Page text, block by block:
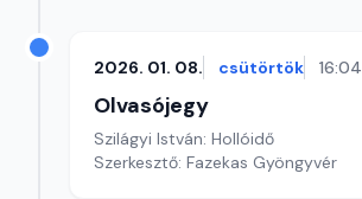
2026. 01. 08. csütörtök 16:04
Olvasójegy
Szilágyi István: Hollóidő
Szerkesztő: Fazekas Gyöngyvér